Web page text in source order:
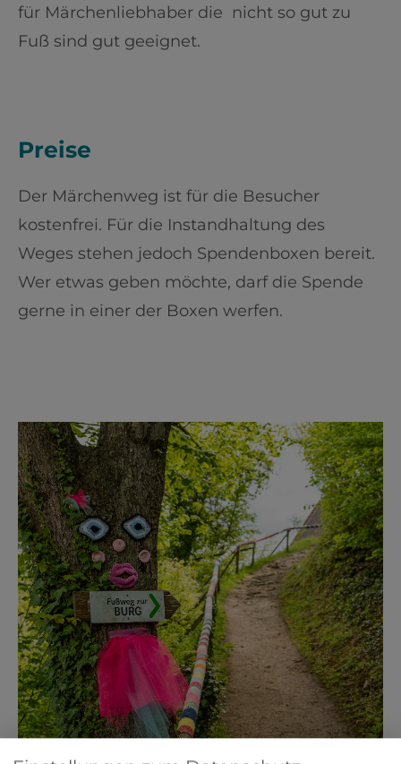
für Märchenliebhaber die nicht so gut zu
Fuß sind gut geeignet.
Preise
Der Märchenweg ist für die Besucher
kostenfrei. Für die Instandhaltung des
Weges stehen jedoch Spendenboxen bereit.
Wer etwas geben möchte, darf die Spende
gerne in einer der Boxen werfen.